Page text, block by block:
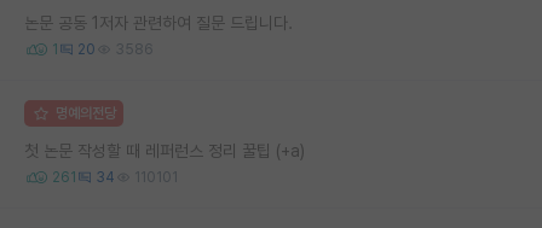
논문 공동 1저자 관련하여 질문 드립니다.
1 20 3586
명예의전당
첫 논문 작성할 때 레퍼런스 정리 꿀팁 (+a)
261 34 110101